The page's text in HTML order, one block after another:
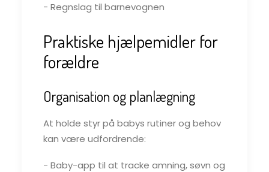
- Regnslag til barnevognen
Praktiske hjælpemidler for
forældre
Organisation og planlægning
At holde styr på babys rutiner og behov
kan være udfordrende:
- Baby-app til at tracke amning, søvn og